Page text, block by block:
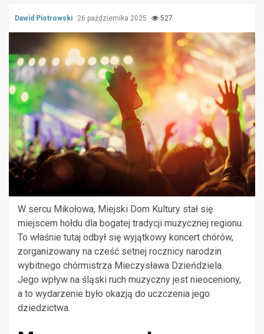
Dawid Piotrowski 26 października 2025 527
W sercu Mikołowa, Miejski Dom Kultury stał się
miejscem hołdu dla bogatej tradycji muzycznej regionu.
To właśnie tutaj odbył się wyjątkowy koncert chórów,
zorganizowany na cześć setnej rocznicy narodzin
wybitnego chórmistrza Mieczysława Dzieńdziela.
Jego wpływ na śląski ruch muzyczny jest nieoceniony,
a to wydarzenie było okazją do uczczenia jego
dziedzictwa.